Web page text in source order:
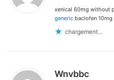
:
xenical 60mg without
generic baclofen 10mg
chargement…
Wnvbbc